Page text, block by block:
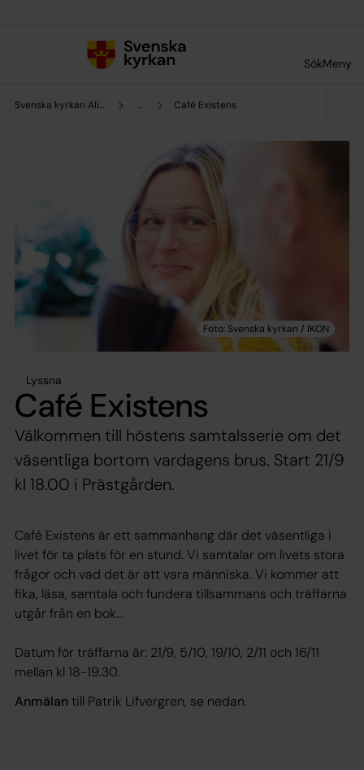
SökMeny
Svenska kyrkan Alingsås ... Café Existens
Lyssna
Café Existens
Välkommen till höstens samtalsserie om det
väsentliga bortom vardagens brus. Start 21/9
kl 18.00 i Prästgården.
Café Existens är ett sammanhang där det väsentliga i
livet för ta plats för en stund. Vi samtalar om livets stora
frågor och vad det är att vara människa. Vi kommer att
fika, läsa, samtala och fundera tillsammans och träffarna
utgår från en bok...
Datum för träffarna är: 21/9, 5/10, 19/10, 2/11 och 16/11
mellan kl 18-19.30.
Anmälantill Patrik Lifvergren, se nedan.